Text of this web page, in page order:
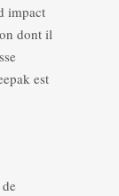
impact
dont il
est